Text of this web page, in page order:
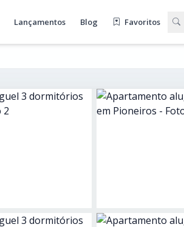
Lançamentos Blog Favoritos